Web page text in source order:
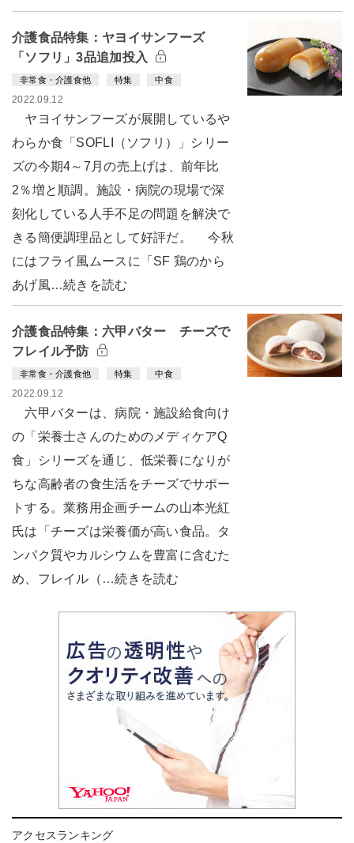
介護食品特集：ヤヨイサンフーズ
「ソフリ」3品追加投入
非常食・介護食他 特集 中食
2022.09.12
ヤヨイサンフーズが展開しているや
わらか食「SOFLI（ソフリ）」シリー
ズの今期4～7月の売上げは、前年比
2％増と順調。施設・病院の現場で深
刻化している人手不足の問題を解決で
きる簡便調理品として好評だ。 今秋
にはフライ風ムースに「SF 鶏のから
あげ風…続きを読む
介護食品特集：六甲バター チーズで
フレイル予防
非常食・介護食他 特集 中食
2022.09.12
六甲バターは、病院・施設給食向け
の「栄養士さんのためのメディケアQ
食」シリーズを通じ、低栄養になりが
ちな高齢者の食生活をチーズでサポー
トする。業務用企画チームの山本光紅
氏は「チーズは栄養価が高い食品。タ
ンパク質やカルシウムを豊富に含むた
め、フレイル（…続きを読む
アクセスランキング